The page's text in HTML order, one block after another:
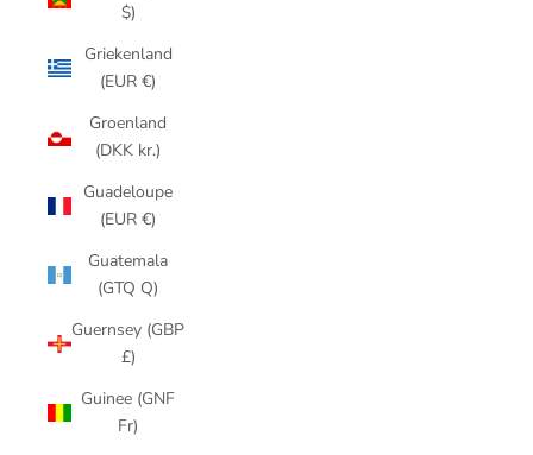
$)
Griekenland
(EUR €)
Groenland
(DKK kr.)
Guadeloupe
(EUR €)
Guatemala
(GTQ Q)
Guernsey (GBP
£)
Guinee (GNF
Fr)